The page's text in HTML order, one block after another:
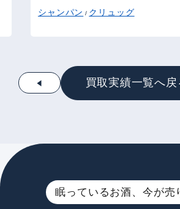
シャンパン / クリュッグ
買取実績一覧へ戻
眠っているお酒、今が売